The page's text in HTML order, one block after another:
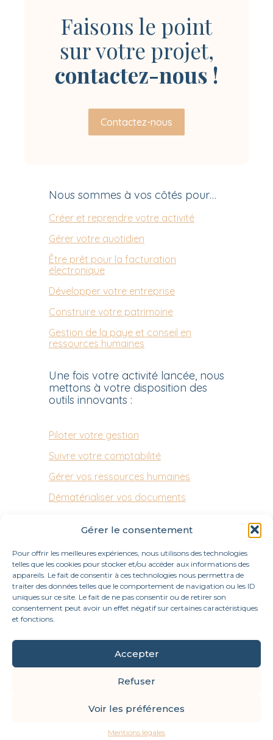
Gérer le consentement
Pour offrir les meilleures expériences, nous utilisons des technologies
telles que les cookies pour stocker et/ou accéder aux informations des
appareils. Le fait de consentir à ces technologies nous permettra de
traiter des données telles que le comportement de navigation ou les ID
uniques sur ce site. Le fait de ne pas consentir ou de retirer son
consentement peut avoir un effet négatif sur certaines caractéristiques
et fonctions.
Accepter
Refuser
Voir les préférences
Mentions légales
Faisons le point
sur votre projet,
contactez-nous !
Contactez-nous
Nous sommes à vos côtés pour…
Créer et reprendre votre activité
Gérer votre quotidien
Être prêt pour la facturation
électronique
Développer votre entreprise
Construire votre patrimoine
Gestion de la paye et conseil en
ressources humaines
Une fois votre activité lancée, nous
mettons à votre disposition des
outils innovants :
Piloter votre gestion
Suivre votre comptabilité
Gérer vos ressources humaines
Dématérialiser vos documents
Footer
Principale
3 bis rue Saint Jacques, 27700 Les Andelys
63 rue du Village Arthieul, 95420 Magny-en-Vexin
MENTIONS LÉGALES
Conception et réalisation